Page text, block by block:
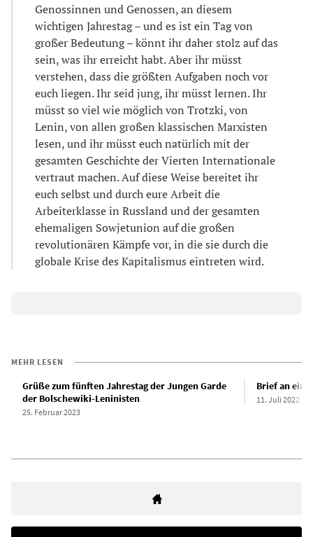
Genossinnen und Genossen, an diesem
wichtigen Jahrestag – und es ist ein Tag von
großer Bedeutung – könnt ihr daher stolz auf das
sein, was ihr erreicht habt. Aber ihr müsst
verstehen, dass die größten Aufgaben noch vor
euch liegen. Ihr seid jung, ihr müsst lernen. Ihr
müsst so viel wie möglich von Trotzki, von
Lenin, von allen großen klassischen Marxisten
lesen, und ihr müsst euch natürlich mit der
gesamten Geschichte der Vierten Internationale
vertraut machen. Auf diese Weise bereitet ihr
euch selbst und durch eure Arbeit die
Arbeiterklasse in Russland und der gesamten
ehemaligen Sowjetunion auf die großen
revolutionären Kämpfe vor, in die sie durch die
globale Krise des Kapitalismus eintreten wird.
MEHR LESEN
Grüße zum fünften Jahrestag der Jungen Garde
der Bolschewiki-Leninisten
25. Februar 2023
Brief an
11. Juli 2022